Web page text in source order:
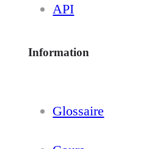
API
Information
Glossaire